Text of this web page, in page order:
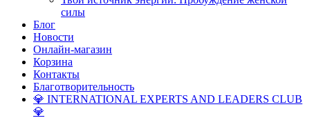
силы
Блог
Новости
Онлайн-магазин
Корзина
Контакты
Благотворительность
💎 INTERNATIONAL EXPERTS AND LEADERS CLUB
💎